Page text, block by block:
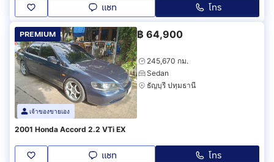
แชท โทร
PREMIUM
เจ้าของขายเอง
฿ 64,900
245,670 กม.
Sedan
ธัญบุรี ปทุมธานี
2001 Honda Accord 2.2 VTi EX
แชท โทร